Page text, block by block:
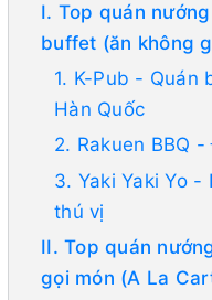
I. Top quán
buffet (ăn không
1. K-Pub - Quán
Hàn Quốc
2. Rakuen BBQ
3. Yaki Yaki Yo
thú vị
II. Top quán
gọi món (A La